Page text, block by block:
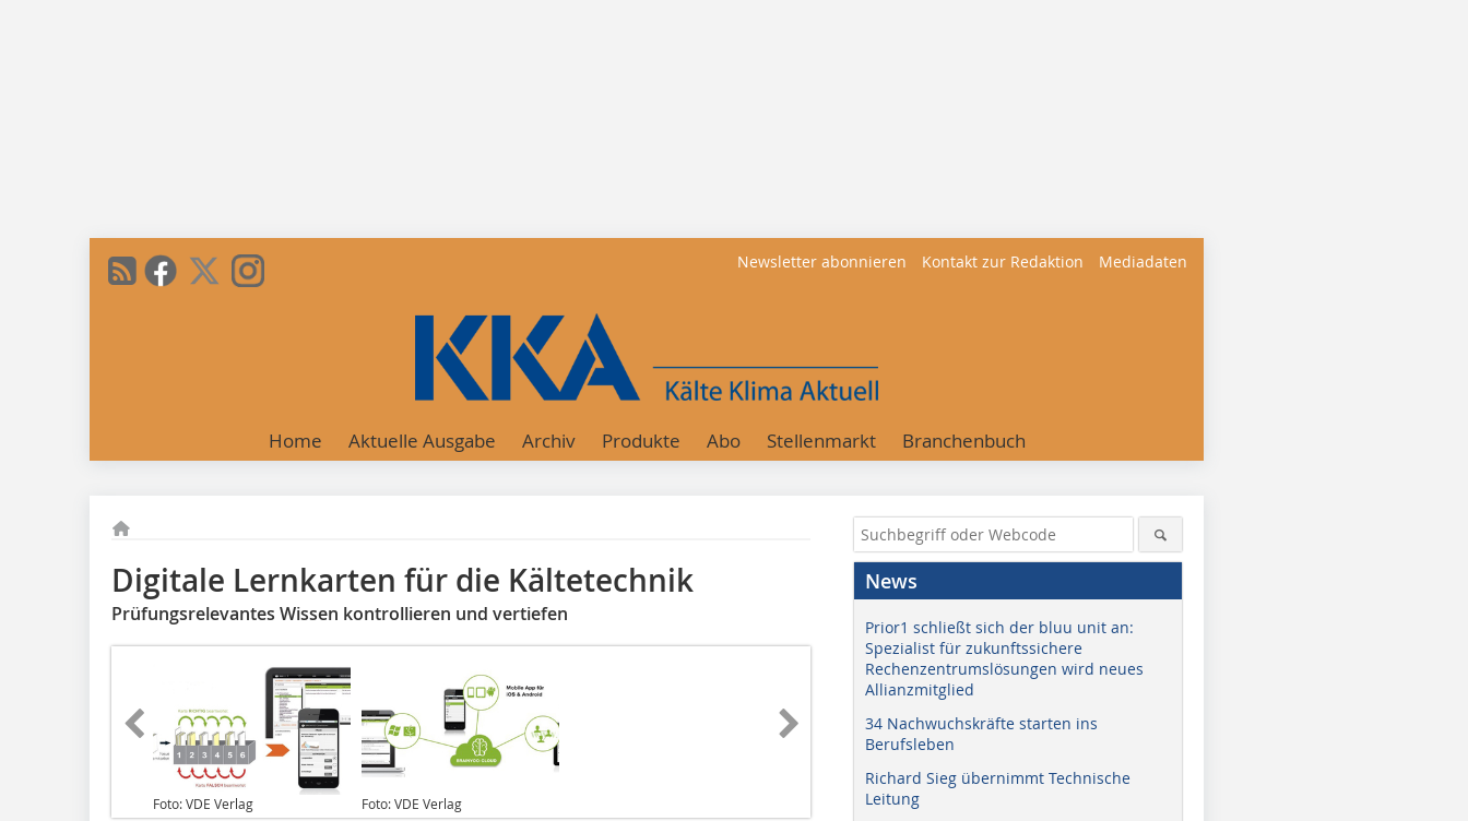
Newsletter abonnieren Kontakt zur Redaktion Mediadaten
Home Aktuelle Ausgabe Archiv Produkte Abo Stellenmarkt Branchenbuch
Digitale Lernkarten für die Kältetechnik
Prüfungsrelevantes Wissen kontrollieren und vertiefen
Foto: VDE Verlag Foto: VDE Verlag
News
Prior1 schließt sich der bluu unit an:
Spezialist für zukunftssichere
Rechenzentrumslösungen wird neues
Allianzmitglied
34 Nachwuchskräfte starten ins
Berufsleben
Richard Sieg übernimmt Technische
Leitung